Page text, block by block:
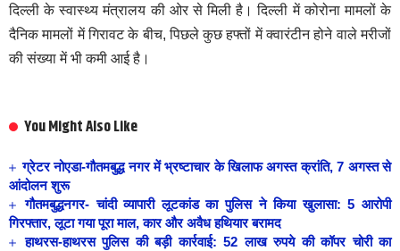
दिल्ली के स्वास्थ्य मंत्रालय की ओर से मिली है। दिल्ली में कोरोना मामलों के
दैनिक मामलों में गिरावट के बीच, पिछले कुछ हफ्तों में क्वारंटीन होने वाले मरीजों
की संख्या में भी कमी आई है।
You Might Also Like
ग्रेटर नोएडा-गौतमबुद्ध नगर में भ्रष्टाचार के खिलाफ अगस्त क्रांति, 7 अगस्त से
आंदोलन शुरू
गौतमबुद्धनगर- चांदी व्यापारी लूटकांड का पुलिस ने किया खुलासा: 5 आरोपी
गिरफ्तार, लूटा गया पूरा माल, कार और अवैध हथियार बरामद
हाथरस-हाथरस पुलिस की बड़ी कार्रवाई: 52 लाख रुपये की कॉपर चोरी का